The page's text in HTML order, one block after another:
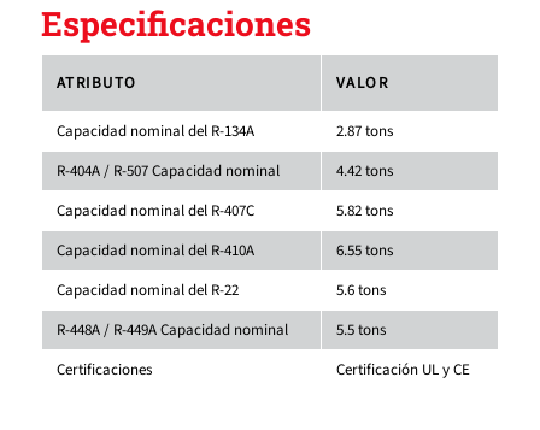
Especificaciones
ATRIBUTO VALOR
Capacidad nominal del R-134A
2.87 tons
R-404A / R-507 Capacidad nominal
4.42 tons
Capacidad nominal del R-407C
5.82 tons
Capacidad nominal del R-410A
6.55 tons
Capacidad nominal del R-22
5.6 tons
R-448A / R-449A Capacidad nominal
5.5 tons
Certificaciones
Certificación UL y CE